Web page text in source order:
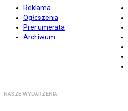
Reklama
Ogłoszenia
Prenumerata
Archiwum
NASZE WYDARZENIA